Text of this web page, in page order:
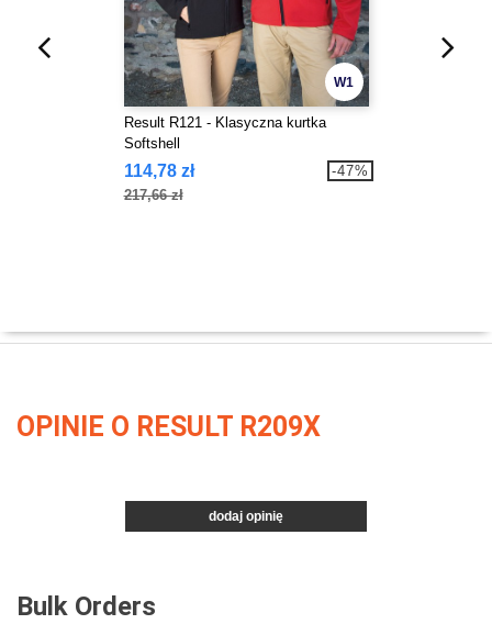
W1
Result R121 - Klasyczna kurtka
Softshell
114,78 zł
217,66 zł
-47%
OPINIE O RESULT R209X
dodaj opinię
Bulk Orders